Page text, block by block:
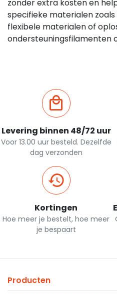
zonder extra kosten en
specifieke materialen
flexibele materialen of
ondersteuningsfilamenten
Levering binnen 48/72 uur
Voor 13.00 uur besteld. Dezelfde
dag verzonden
Kortingen
Hoe meer je bestelt, hoe meer
je bespaart
Producten